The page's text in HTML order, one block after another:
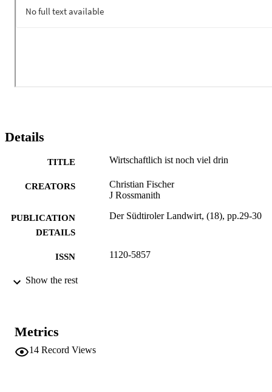
Details
TITLE Wirtschaftlich ist noch viel drin
CREATORS
Christian Fischer
J Rossmanith
PUBLICATION
DETAILS
Der Südtiroler Landwirt, (18), pp.29-30
ISSN 1120-5857
NUMBER OF
ACADEMIC
Show the rest
Metrics
14 Record Views